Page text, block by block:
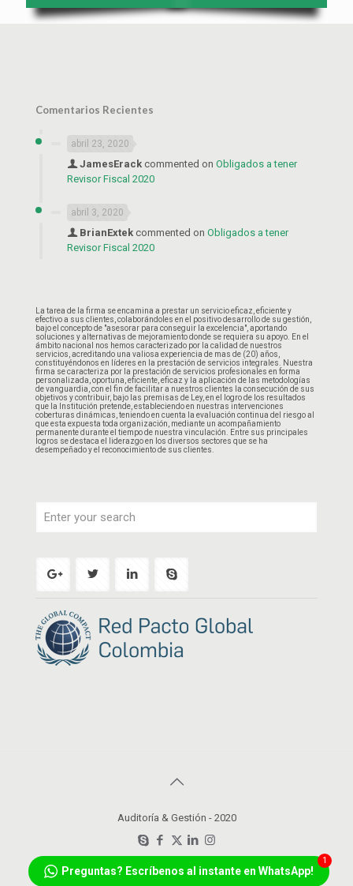
Comentarios Recientes
abril 23, 2020
JamesErack commented on Obligados a tener
Revisor Fiscal 2020
abril 3, 2020
BrianExtek commented on Obligados a tener
Revisor Fiscal 2020
La tarea de la firma se encamina a prestar un servicio eficaz, eficiente y
efectivo a sus clientes, colaborándoles en el positivo desarrollo de su gestión,
bajo el concepto de "asesorar para conseguir la excelencia", aportando
soluciones y alternativas de mejoramiento donde se requiera su apoyo. En el
ámbito nacional nos hemos caracterizado por la calidad de nuestros
servicios, acreditando una valiosa experiencia de mas de (20) años,
constituyéndonos en líderes en la prestación de servicios integrales. Nuestra
firma se caracteriza por la prestación de servicios profesionales en forma
personalizada, oportuna, eficiente, eficaz y la aplicación de las metodologías
de vanguardia, con el fin de facilitar a nuestros clientes la consecución de sus
objetivos y contribuir, bajo las premisas de Ley, en el logro de los resultados
que la Institución pretende, estableciendo en nuestras intervenciones
coberturas dinámicas, teniendo en cuenta la evaluación continua del riesgo al
que esta expuesta toda organización, mediante un acompañamiento
permanente durante el tiempo de nuestra vinculación. Entre sus principales
logros se destaca el liderazgo en los diversos sectores que se ha
desempeñado y el reconocimiento de sus clientes.
Auditoría & Gestión - 2020
Preguntas? Escríbenos al instante en WhatsApp!
1